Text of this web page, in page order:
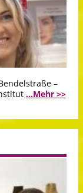
–
...Mehr >>